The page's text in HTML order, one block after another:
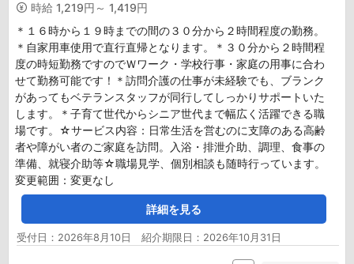
時給 1,219円～ 1,419円
＊１６時から１９時までの間の３０分から２時間程度の勤務。
＊自家用車使用で直行直帰となります。＊３０分から２時間程
度の時短勤務ですのでＷワーク・学校行事・家庭の用事に合わ
せて勤務可能です！＊訪問介護の仕事が未経験でも、ブランク
があってもベテランスタッフが同行してしっかりサポートいた
します。＊子育て世代からシニア世代まで幅広く活躍できる職
場です。☆サービス内容：日常生活を営むのに支障のある高齢
者や障がい者のご家庭を訪問。入浴・排泄介助、調理、食事の
準備、就寝介助等☆職場見学、個別相談も随時行っています。
変更範囲：変更なし
詳細を見る
受付日：2026年8月10日 紹介期限日：2026年10月31日